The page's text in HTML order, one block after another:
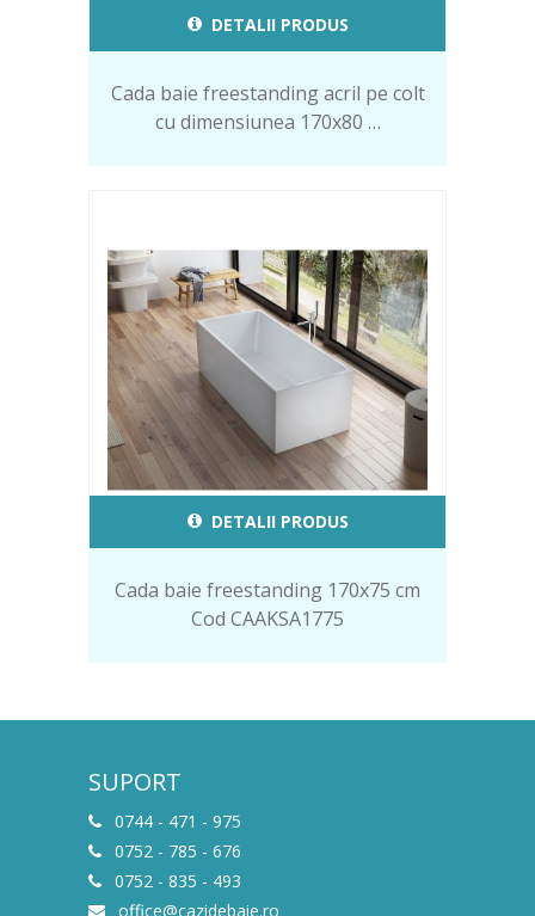
DETALII PRODUS
Cada baie freestanding acril pe colt
cu dimensiunea 170x80 …
DETALII PRODUS
Cada baie freestanding 170x75 cm
Cod CAAKSA1775
SUPORT
0744 - 471 - 975
0752 - 785 - 676
0752 - 835 - 493
office@cazidebaie.ro